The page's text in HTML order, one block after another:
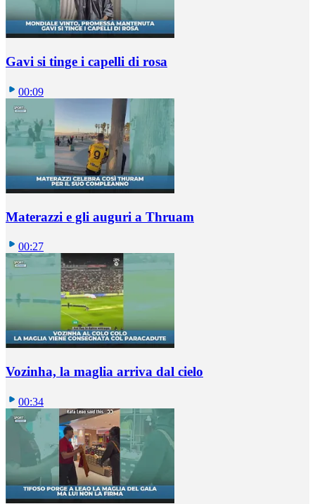
Gavi si tinge i capelli di rosa
00:09
Materazzi e gli auguri a Thruam
00:27
Vozinha, la maglia arriva dal cielo
00:34